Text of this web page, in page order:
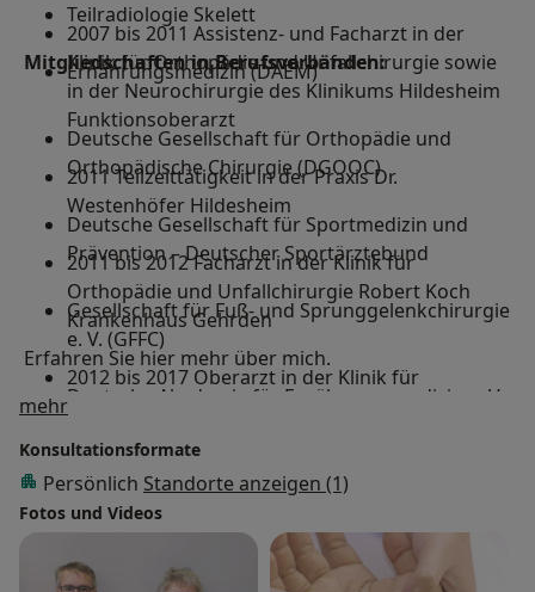
2007 bis 2011 Assistenz- und Facharzt in der
Klinik für Orthopädie und Unfallchirurgie sowie
in der Neurochirurgie des Klinikums Hildesheim
Funktionsoberarzt
2011 Teilzeittätigkeit in der Praxis Dr.
Westenhöfer Hildesheim
2011 bis 2012 Facharzt in der Klinik für
Orthopädie und Unfallchirurgie Robert Koch
Krankenhaus Gehrden
2012 bis 2017 Oberarzt in der Klinik für
Orthopädie und Unfallchirurgie Robert Koch
2017 bis 2018 Angestellter Facharzt in der
orthopädisch-chirurgischen Praxis Dr. Bartholdt
Teilradiologie Skelett
Ernährungsmedizin (DAEM)
Mitgliedschaften in Berufsverbänden:
Deutsche Gesellschaft für Orthopädie und
Orthopädische Chirurgie (DGOOC)
Deutsche Gesellschaft für Sportmedizin und
Prävention – Deutscher Sportärztebund
Gesellschaft für Fuß- und Sprunggelenkchirurgie
e. V. (GFFC)
Deutsche Akademie für Ernährungsmedizin e. V.
Erfahren Sie hier mehr über mich.
mehrÜber mich
Konsultationsformate
Persönlich Standorte anzeigen (1)
Fotos und Videos